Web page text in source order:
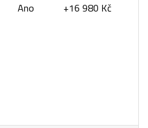
Ano +16 980 Kč